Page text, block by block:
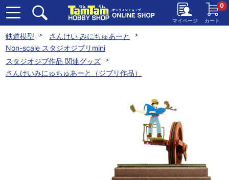
マイページ カート
0
鉄道模型
さんけい みにちゅあーと
Non-scale スタジオジブリmini
スタジオジブ作品 関連グッズ
さんけいみにゅちゅあーと（ジブリ作品）